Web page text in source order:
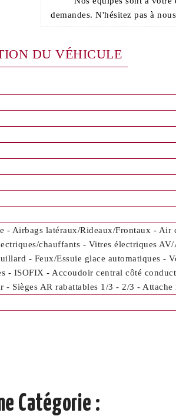
demandes. N'hésitez pas à
DU VÉHICULE
- Airbags latéraux/Rideaux/Frontaux - Air
chauffants - Vitres électriques
- Feux/Essuie glace automatiques -
- ISOFIX - Accoudoir central côté
- Sièges AR rabattables 1/3 - 2/3 -
Catégorie :